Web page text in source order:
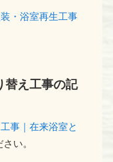
・浴室再生工事
替え工事の記
事｜在来浴室と
い。